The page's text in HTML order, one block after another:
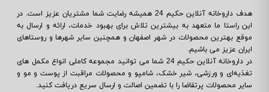
هدف داروخانه آنلاین حکیم 24 همیشه رضایت شما مشتریان عزیز است. در
این راستا ما متعهد به بیشترین تلاش برای بهبود خدمات، ارائه و ارسال به
موقع بهترین محصولات در شهر اصفهان و همچنین سایر شهرها و روستاهای
ایران عزیز می باشیم.
در داروخانه آنلاین حکیم 24 شما می ‌توانید مجموعه کاملی انواع مکمل‌ های
تغذیه‌ای و ورزشی، شیر خشک، شامپو و محصولات مراقبت از پوست و مو و
سایر محصولات پرتقاضا را با تضمین اصالت و ارسال سریع دریافت کنید.